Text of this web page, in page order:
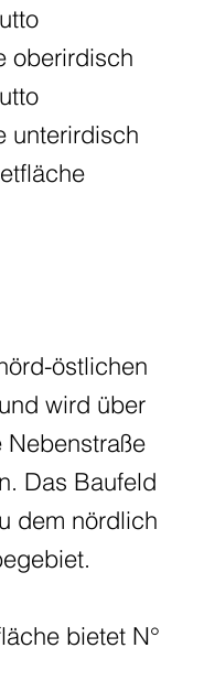
oberirdisch
unterirdisch
östlichen
wird über
Nebenstraße
Das Baufeld
dem nördlich
bietet N°